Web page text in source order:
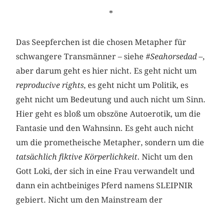
*
Das Seepferchen ist die chosen Metapher für
schwangere Transmänner – siehe#Seahorsedad–,
aber darum geht es hier nicht. Es geht nicht um
reproducive rights, es geht nicht um Politik, es
geht nicht um Bedeutung und auch nicht um Sinn.
Hier geht es bloß um obszöne Autoerotik, um die
Fantasie und den Wahnsinn. Es geht auch nicht
um die prometheische Metapher, sondern um die
tatsächlich fiktive Körperlichkeit. Nicht um den
Gott Loki, der sich in eine Frau verwandelt und
dann ein achtbeiniges Pferd namens SLEIPNIR
gebiert. Nicht um den Mainstream der